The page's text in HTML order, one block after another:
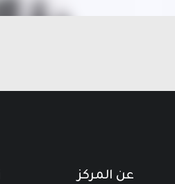
عن المركز